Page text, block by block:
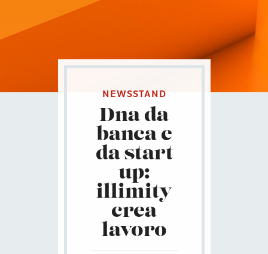
NEWSSTAND
Dna da
banca e
da start
up:
illimity
crea
lavoro